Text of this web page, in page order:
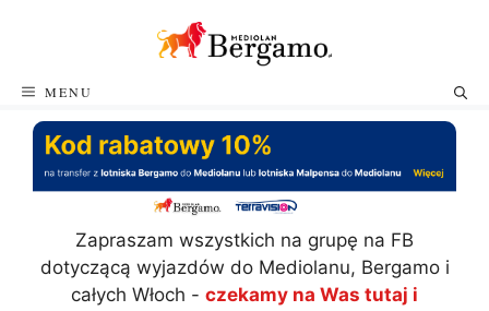
MENU
Zapraszam wszystkich na grupę na FB
dotyczącą wyjazdów do Mediolanu, Bergamo i
całych Włoch - czekamy na Was tutaj i